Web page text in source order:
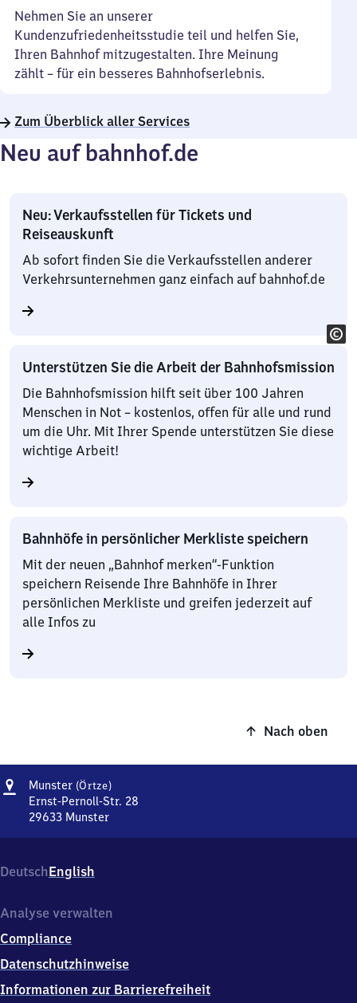
Nehmen Sie an unserer
Kundenzufriedenheitsstudie teil und helfen Sie,
Ihren Bahnhof mitzugestalten. Ihre Meinung
zählt – für ein besseres Bahnhofserlebnis.
Zum Überblick aller Services
Neu auf bahnhof.de
Neu: Verkaufsstellen für Tickets und
Reiseauskunft
Ab sofort finden Sie die Verkaufsstellen anderer
Verkehrsunternehmen ganz einfach auf bahnhof.de
Unterstützen Sie die Arbeit der Bahnhofsmission
Die Bahnhofsmission hilft seit über 100 Jahren
Menschen in Not – kostenlos, offen für alle und rund
um die Uhr. Mit Ihrer Spende unterstützen Sie diese
wichtige Arbeit!
Bahnhöfe in persönlicher Merkliste speichern
Mit der neuen „Bahnhof merken“-Funktion
speichern Reisende Ihre Bahnhöfe in Ihrer
persönlichen Merkliste und greifen jederzeit auf
alle Infos zu
Nach oben
Adresse
Munster (Örtze)Munster
(Örtze)
Ernst-Pernoll-Str. 28
29633 Munster
Ernst-
Pernoll-
28,
9
6
3
DeutschEnglish
Analyse verwalten
Compliance
Datenschutzhinweise
Informationen zur Barrierefreiheit